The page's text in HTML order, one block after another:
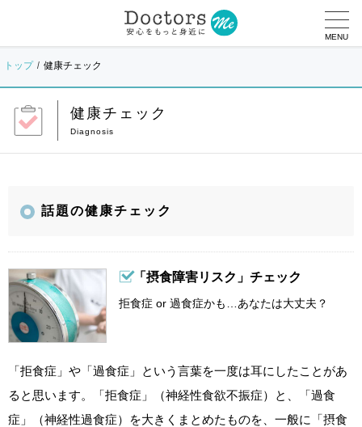
MENU
トップ 健康チェック
健康チェック
話題の健康チェック
「摂食障害リスク」チェック
拒食症 or 過食症かも…あなたは大丈夫？
「拒食症」や「過食症」という言葉を一度は耳にしたことがあ
ると思います。「拒食症」（神経性食欲不振症）と、「過食
症」（神経性過食症）を大きくまとめたものを、一般に「摂食